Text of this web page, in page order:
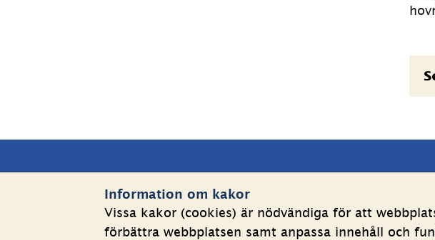
Information om kakor
Vissa kakor (cookies) är nödvändiga för att
förbättra webbplatsen samt anpassa innehåll och
Sidfot
Telefon växel: 08-508 862
Om kakor